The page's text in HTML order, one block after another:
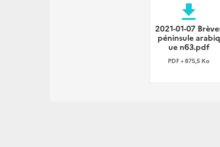
file_download
2021-01-07
péninsule arabiq
ue n63.pdf
PDF • 875,5 Ko